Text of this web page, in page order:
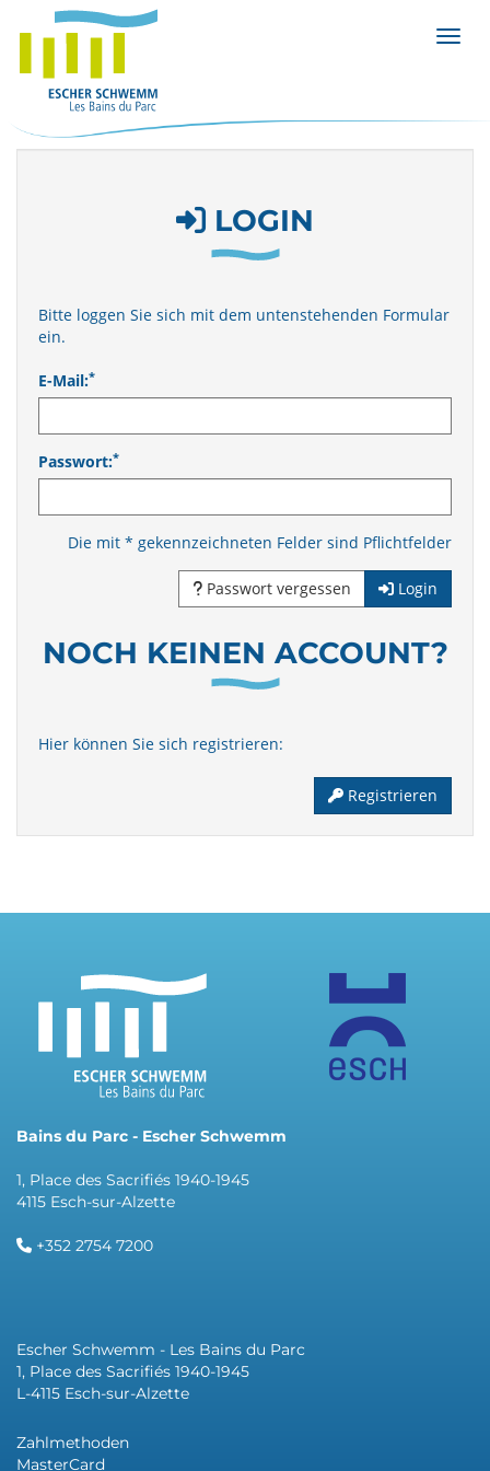
LOGIN
Bitte loggen Sie sich mit dem untenstehenden Formular
ein.
E-Mail:*
Passwort:*
Die mit * gekennzeichneten Felder sind Pflichtfelder
Passwort vergessen Login
NOCH KEINEN ACCOUNT?
Hier können Sie sich registrieren:
Registrieren
Bains du Parc - Escher Schwemm
1, Place des Sacrifiés 1940-1945
4115 Esch-sur-Alzette
+352 2754 7200
Escher Schwemm - Les Bains du Parc
1, Place des Sacrifiés 1940-1945
L-4115 Esch-sur-Alzette
Zahlmethoden
MasterCard